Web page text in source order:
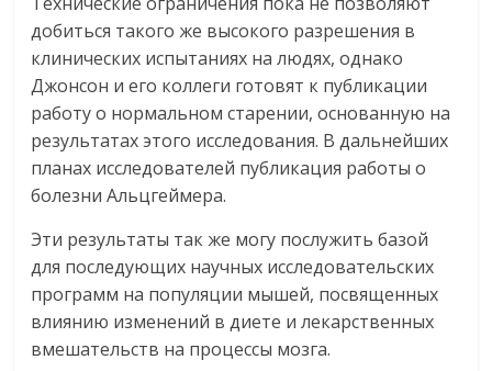
добиться такого же высокого разрешения в
клинических испытаниях на людях, однако
Джонсон и его коллеги готовят к публикации
работу о нормальном старении, основанную на
результатах этого исследования. В дальнейших
планах исследователей публикация работы о
болезни Альцгеймера.
Эти результаты так же могу послужить базой
для последующих научных исследовательских
программ на популяции мышей, посвященных
влиянию изменений в диете и лекарственных
вмешательств на процессы мозга.